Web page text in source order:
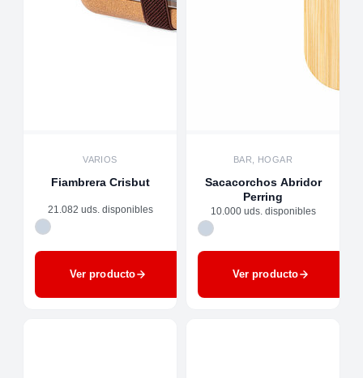
VARIOS
Fiambrera Crisbut
21.082 uds. disponibles
Ver producto
BAR, HOGAR
Sacacorchos Abridor
Perring
10.000 uds. disponibles
Ver producto